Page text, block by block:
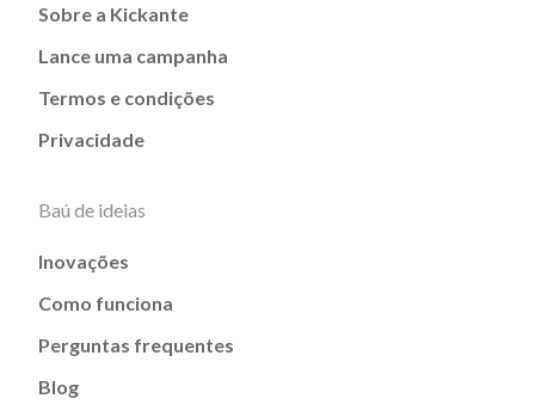
Sobre a Kickante
Lance uma campanha
Termos e condições
Privacidade
Baú de ideias
Inovações
Como funciona
Perguntas frequentes
Blog